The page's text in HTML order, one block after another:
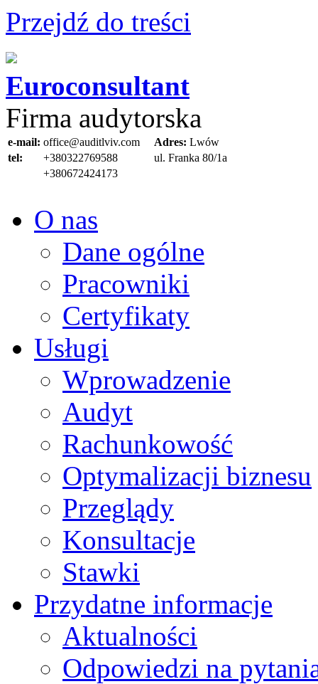
Przejdź do treści
Euroconsultant
Firma audytorska
e-mail: office@auditlviv.com Adres: Lwów
tel:
+380322769588
ul. Frankа 80/1a
+380672424173
O nas
Dane ogólne
Pracowniki
Certyfikaty
Usługi
Wprowadzenie
Audyt
Rachunkowość
Optymalizacji biznesu
Przeglądy
Konsultacje
Stawki
Przydatne informacje
Aktualności
Odpowiedzi na